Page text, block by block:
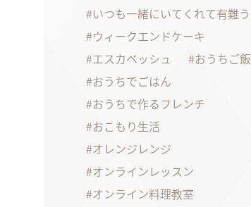
いつも一緒にいてくれて有難う
ウィークエンドケーキ
エスカベッシュ
おうちご飯
おうちでごはん
おうちで作るフレンチ
おこもり生活
オレンジレンジ
オンラインレッスン
オンライン料理教室